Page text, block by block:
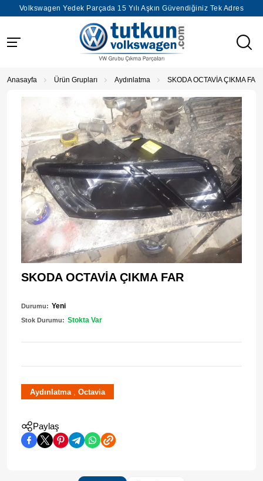
Volkswagen Yedek Parçada 15 Yılı Aşkın Güvendiğiniz Tek Adres
Anasayfa Ürün Grupları Aydınlatma SKODA OCTAVİA ÇIKMA FAR
SKODA OCTAVİA ÇIKMA FAR
Durumu: Yeni
Stok Durumu: Stokta Var
Aydınlatma Octavia
Paylaş